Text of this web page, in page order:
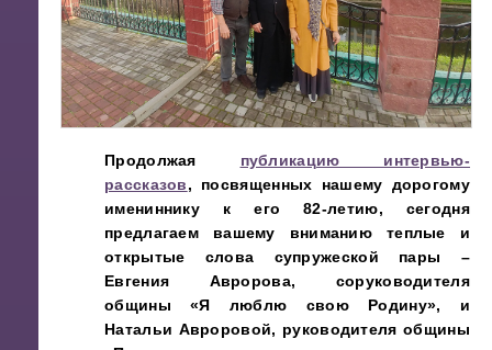
Продолжая публикацию интервью-
рассказов, посвященных нашему дорогому
имениннику к его 82-летию, сегодня
предлагаем вашему вниманию теплые и
открытые слова супружеской пары –
Евгения Авророва, соруководителя
общины «Я люблю свою Родину», и
Натальи Авроровой, руководителя общины